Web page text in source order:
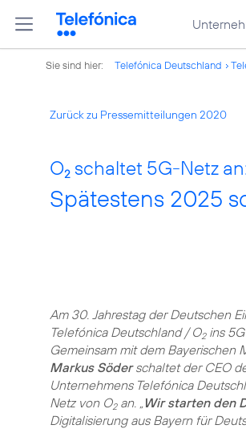
Sie sind hier: Telefónica Deutschland
Zurück zu Pressemitteilungen 2020
O2 schaltet 5G-Netz
Spätestens 2025
Am 30. Jahrestag der Deutschen
Telefónica Deutschland / O2ins 5G
Gemeinsam mit dem Bayerischen
Markus Söderschaltet der CEO
Unternehmens Telefónica
Netz von O2an. „Wir starten den
Digitalisierung aus Bayern für